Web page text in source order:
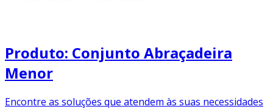
Produto: Conjunto Abraçadeira
Menor
Encontre as soluções que atendem às suas necessidades